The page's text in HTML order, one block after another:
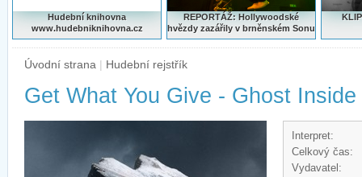
Hudební knihovna
www.hudebniknihovna.cz
REPORTÁŽ: Hollywoodské
hvězdy zazářily v brněnském Sonu
Úvodní strana | Hudební rejstřík
Get What You Give - Ghost Inside
Interpret:
Celkový čas:
Vydavatel: